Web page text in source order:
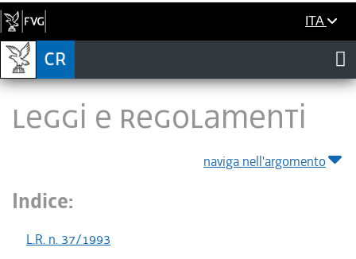
ITA
LEGGI E REGOLAMENTI
naviga nell'argomento
Indice:
L.R. n. 37/1993